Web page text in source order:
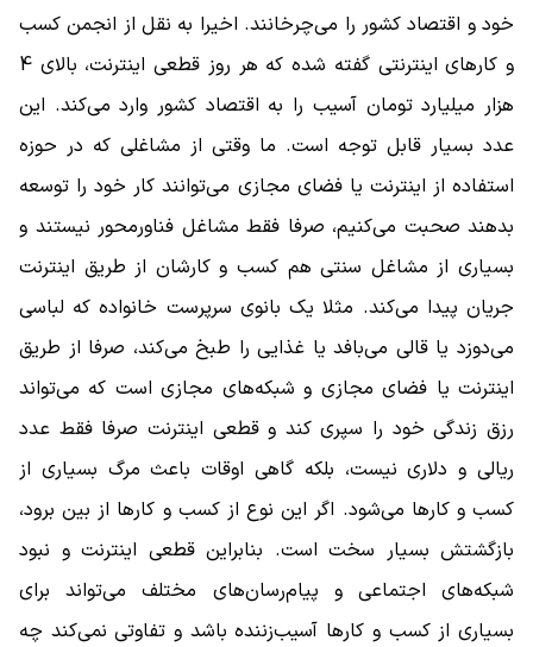
خود و اقتصاد کشور را می‌چرخانند. اخیرا به نقل از انجمن کسب
و کارهای اینترنتی گفته شده که هر روز قطعی اینترنت، بالای 4
هزار میلیارد تومان آسیب را به اقتصاد کشور وارد می‌کند. این
عدد بسیار قابل‌ توجه است. ما وقتی از مشاغلی که در حوزه
استفاده از اینترنت یا فضای مجازی می‌توانند کار خود را توسعه
بدهند صحبت می‌کنیم، صرفا فقط مشاغل فناورمحور نیستند و
بسیاری از مشاغل سنتی هم کسب و کارشان از طریق اینترنت
جریان پیدا می‌کند. مثلا یک بانوی سرپرست خانواده که لباسی
می‌دوزد یا قالی می‌بافد یا غذایی را طبخ می‌کند، صرفا از طریق
اینترنت یا فضای مجازی و شبکه‌های مجازی است که می‌تواند
رزق زندگی خود را سپری کند و قطعی اینترنت صرفا فقط عدد
ریالی و دلاری نیست، بلکه گاهی اوقات باعث مرگ بسیاری از
کسب و کارها می‌شود. اگر این نوع از کسب و کارها از بین برود،
بازگشتش بسیار سخت است. بنابراین قطعی اینترنت و نبود
شبکه‌های اجتماعی و پیام‌رسان‌های مختلف می‌تواند برای
بسیاری از کسب و کارها آسیب‌زننده باشد و تفاوتی نمی‌کند چه